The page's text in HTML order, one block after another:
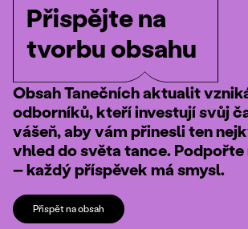
Přispějte na
tvorbu obsahu
Obsah Tanečních aktualit
odborníků, kteří investují svůj
vášeň, aby vám přinesli ten
vhled do světa tance.
– každý příspěvek má smysl.
Přispět na obsah